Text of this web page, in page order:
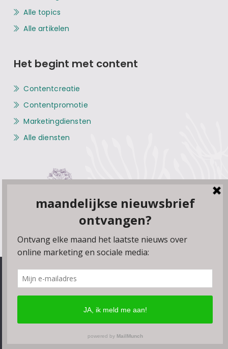
1782 JB – Den Helder
Kamer van Koophandel: 52106160
Contact Over Bloeise Adverteren
Alle topics
Alle artikelen
Het begint met content
Contentcreatie
Contentpromotie
Marketingdiensten
Alle diensten
We gebruiken cookies, plugins en pixels om ervoor te zorgen
dat onze website soepel draait. Als je doorgaat met het
gebruiken van de website, gaan we er vanuit dat je hiermee
cookies te accepteren.